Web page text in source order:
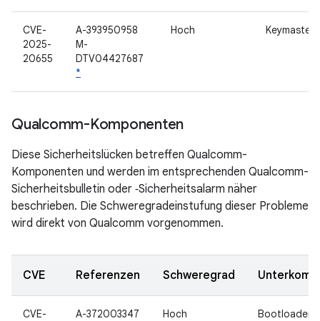
CVE-
2025-
20655
A-393950958
M-
DTV04427687
*
Hoch Keymaster
Qualcomm-Komponenten
Diese Sicherheitslücken betreffen Qualcomm-
Komponenten und werden im entsprechenden Qualcomm-
Sicherheitsbulletin oder ‑Sicherheitsalarm näher
beschrieben. Die Schweregradeinstufung dieser Probleme
wird direkt von Qualcomm vorgenommen.
CVE Referenzen Schweregrad
CVE-
A-372003347
Hoch Bootloader